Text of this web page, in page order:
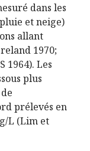
dans les
et neige)
allant
1970;
1964). Les
plus
prélevés en
L (Lim et